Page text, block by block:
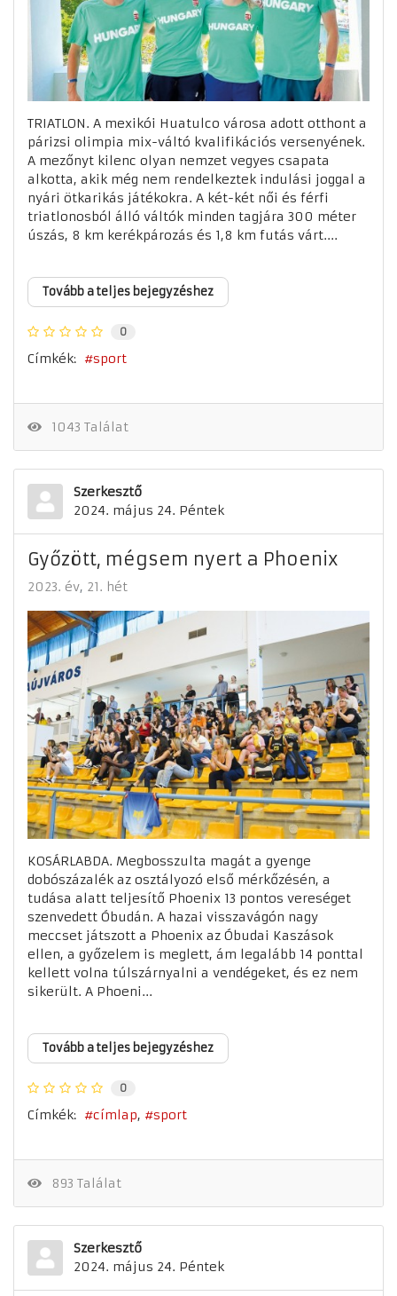
TRIATLON. A mexikói Huatulco városa adott otthont a
párizsi olimpia mix-váltó kvalifikációs versenyének.
A mezőnyt kilenc olyan nemzet vegyes csapata
alkotta, akik még nem rendelkeztek indulási joggal a
nyári ötkarikás játékokra. A két-két női és férfi
triatlonosból álló váltók minden tagjára 300 méter
úszás, 8 km kerékpározás és 1,8 km futás várt....
Tovább a teljes bejegyzéshez
0
Címkék: sport
1043 Találat
Szerkesztő
2024. május 24. Péntek
Győzött, mégsem nyert a Phoenix
2023. év 21. hét
KOSÁRLABDA. Megbosszulta magát a gyenge
dobószázalék az osztályozó első mérkőzésén, a
tudása alatt teljesítő Phoenix 13 pontos vereséget
szenvedett Óbudán. A hazai visszavágón nagy
meccset játszott a Phoenix az Óbudai Kaszások
ellen, a győzelem is meglett, ám legalább 14 ponttal
kellett volna túlszárnyalni a vendégeket, és ez nem
sikerült. A Phoeni...
Tovább a teljes bejegyzéshez
0
Címkék: címlap sport
893 Találat
Szerkesztő
2024. május 24. Péntek